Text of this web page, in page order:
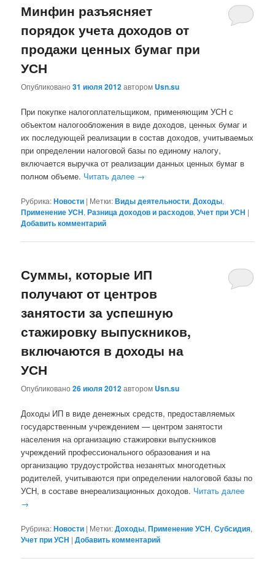
Минфин разъясняет
порядок учета доходов от
продажи ценных бумаг при
УСН
Опубликовано31 июля 2012автором Usn.su
При покупке налогоплательщиком, применяющим УСН с
объектом налогообложения в виде доходов, ценных бумаг и
их последующей реализации в состав доходов, учитываемых
при определении налоговой базы по единому налогу,
включается выручка от реализации данных ценных бумаг в
полном объеме. Читать далее →
Рубрика:Новости | Метки:Виды деятельности,Доходы,
Применение УСН,Разница доходов и расходов,Учет при УСН |
Добавить комментарий
Суммы, которые ИП
получают от центров
занятости за успешную
стажировку выпускников,
включаются в доходы на
УСН
Опубликовано26 июля 2012автором Usn.su
Доходы ИП в виде денежных средств, предоставляемых
государственным учреждением — центром занятости
населения на организацию стажировки выпускников
учреждений профессионального образования и на
организацию трудоустройства незанятых многодетных
родителей, учитываются при определении налоговой базы по
УСН, в составе внереализационных доходов. Читать далее
→
Рубрика:Новости | Метки:Доходы,Применение УСН,Субсидия,
Учет при УСН |Добавить комментарий